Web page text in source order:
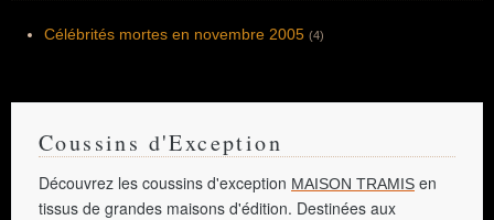
Célébrités mortes en novembre 2005 (4)
Coussins d'Exception
Découvrez les coussins d'exception MAISON TRAMIS en
tissus de grandes maisons d'édition. Destinées aux